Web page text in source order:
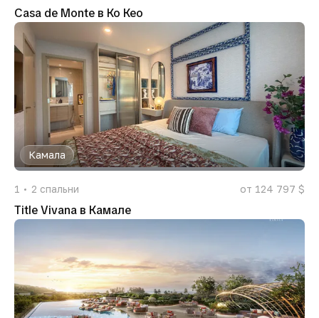
Casa de Monte в Ко Кео
Камала
1 2 спальни от 124 797 $
Title Vivana в Камале